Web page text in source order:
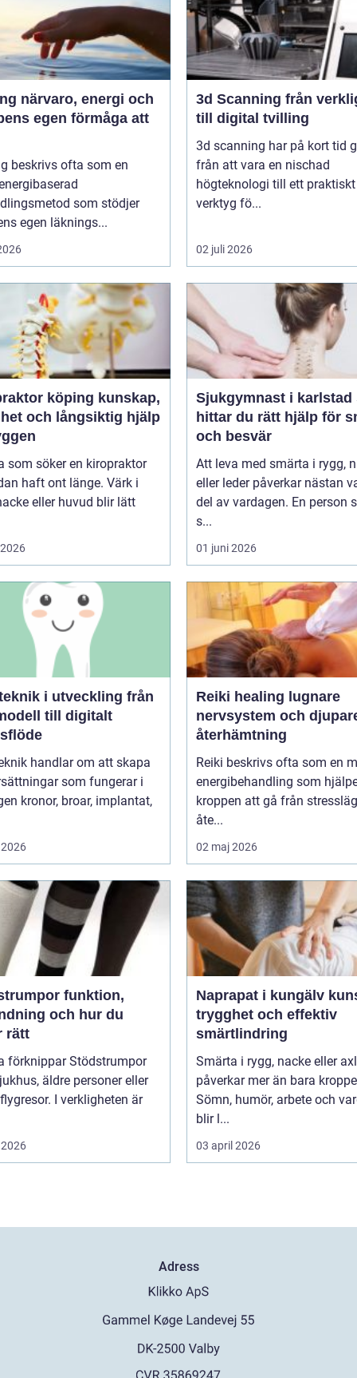
och
egen förmåga att
beskrivs ofta som en
som stödjer
egen läknings...
3d Scanning från verklighet
till digital tvilling
3d scanning har på kort tid
från att vara en nischad
högteknologi till ett praktiskt
verktyg fö...
02 juli 2026
köping kunskap,
och långsiktig hjälp
som söker en kiropraktor
haft ont länge. Värk i
eller huvud blir lätt
Sjukgymnast i karlstad så
hittar du rätt hjälp för
och besvär
Att leva med smärta i rygg,
eller leder påverkar nästan
del av vardagen. En person
s...
01 juni 2026
i utveckling från
till digitalt
handlar om att skapa
som fungerar i
Reiki healing lugnare
nervsystem och
återhämtning
Reiki beskrivs ofta som en
energibehandling som
kroppen att gå från
åte...
02 maj 2026
funktion,
och hur du
rätt
förknippar Stödstrumpor
äldre personer eller
I verkligheten är
Naprapat i kungälv kunskap,
trygghet och effektiv
smärtlindring
Smärta i rygg, nacke eller
påverkar mer än bara
Sömn, humör, arbete och
blir l...
03 april 2026
Adress